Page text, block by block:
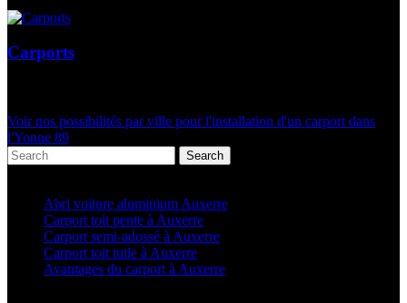
Carports
Voir nos possibilités par ville pour l'installation d'un carport dans
l'Yonne 89
Search
Abri voiture aluminium Auxerre
Carport toit pente à Auxerre
Carport semi-adossé à Auxerre
Carport toit tuile à Auxerre
Avantages du carport à Auxerre